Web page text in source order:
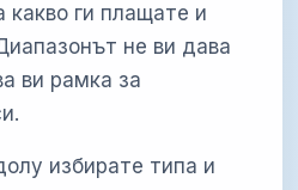
какво ги плащате и
не ви дава
ви рамка за
избирате типа и